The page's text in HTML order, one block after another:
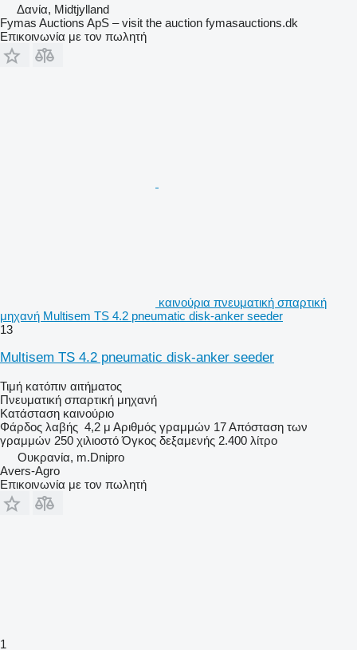
Δανία, Midtjylland
Fymas Auctions ApS – visit the auction fymasauctions.dk
Επικοινωνία με τον πωλητή
καινούρια πνευματική σπαρτική
μηχανή Multisem TS 4.2 pneumatic disk-anker seeder
13
Multisem TS 4.2 pneumatic disk-anker seeder
Τιμή κατόπιν αιτήματος
Πνευματική σπαρτική μηχανή
Κατάσταση καινούριο
Φάρδος λαβής 4,2 μ Αριθμός γραμμών 17Απόσταση των
γραμμών 250 χιλιοστό Όγκος δεξαμενής 2.400 λίτρο
Ουκρανία, m.Dnipro
Avers-Agro
Επικοινωνία με τον πωλητή
1